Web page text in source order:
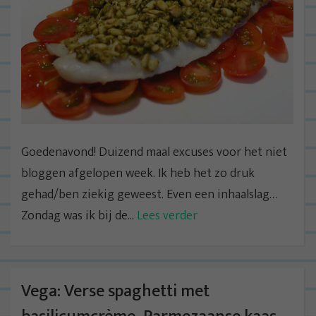
Goedenavond! Duizend maal excuses voor het niet
bloggen afgelopen week. Ik heb het zo druk
gehad/ben ziekig geweest. Even een inhaalslag…
Zondag was ik bij de... Lees verder
Vega: Verse spaghetti met